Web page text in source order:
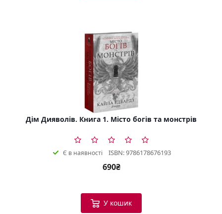
Дім Дияволів. Книга 1. Місто богів та монстрів
Є в наявності ISBN: 9786178676193
690₴
У кошик